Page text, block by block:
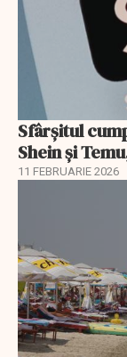
Sfârșitul
Shein și
11 FEBRUARIE 2026